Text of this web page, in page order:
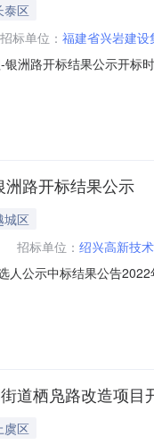
泰区
招标单位： 福建省兴岩建
洲路开标结果公示开
投标人名称:宁波市波
路开标结果公示
城区
招标单位： 绍兴高新技
人公示中标结果公告
发区开发建设有限公司
道栖凫路改造项目
虞区